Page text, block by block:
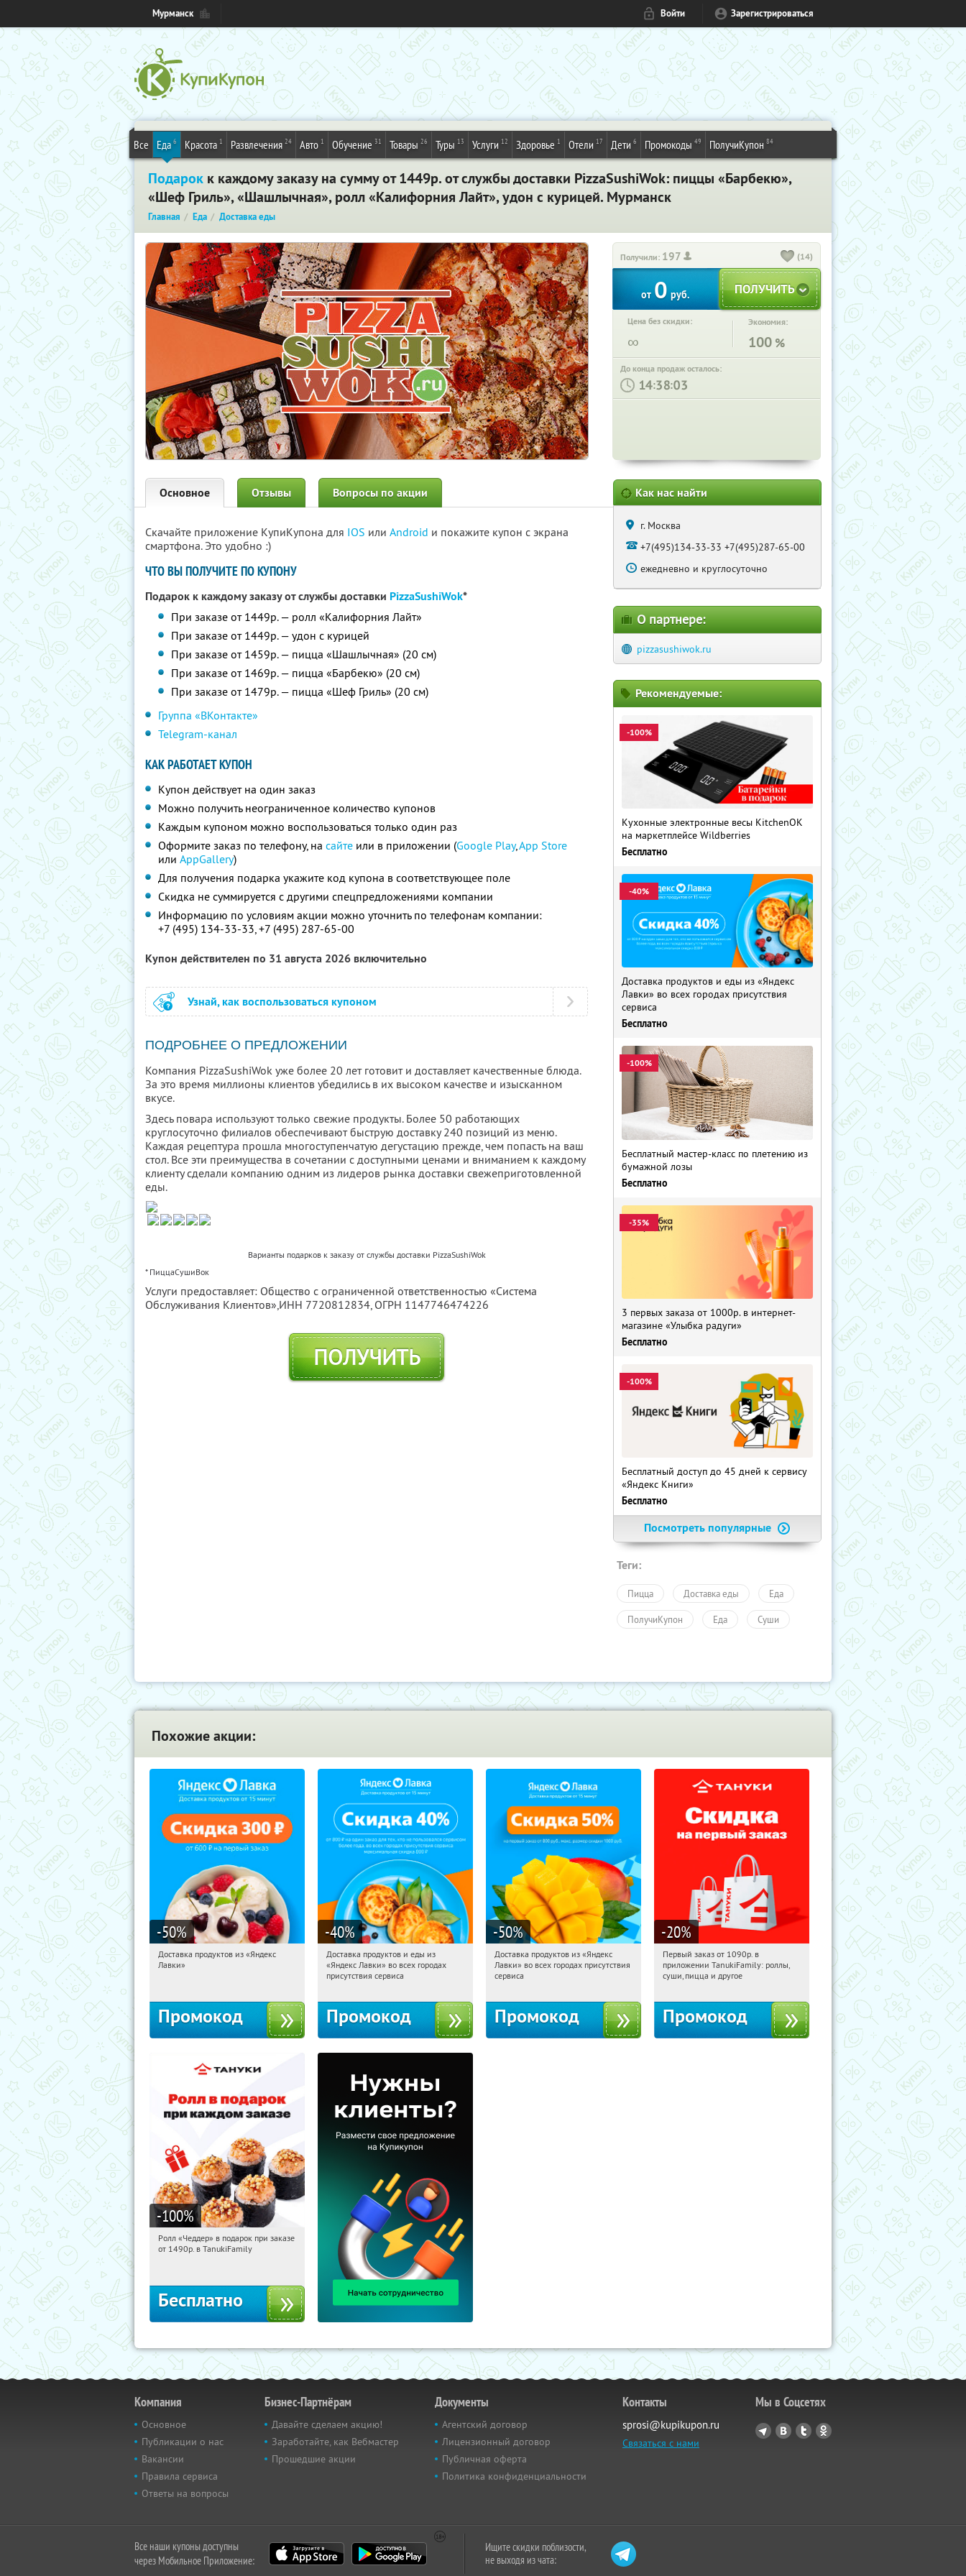
Мурманск Войти Зарегистрироваться
Все Еда 6 Красота 1 Развлечения 24 Авто 1 Обучение 31 Товары 26 Туры 13 Услуги 12 Здоровье 1 Отели 17 Дети 6 Промокоды 49 ПолучиКупон 84
Подарок к каждому заказу на сумму от 1449р. от службы доставки PizzaSushiWok: пиццы «Барбекю»,
«Шеф Гриль», «Шашлычная», ролл «Калифорния Лайт», удон с курицей. Мурманск
Главная Еда Доставка еды
Получили: 197 (14)
от0 руб.
Цена без скидки:
∞
Экономия:
100 %
До конца продаж осталось:
: :
Основное Отзывы Вопросы по акции
Скачайте приложение КупиКупона для IOS или Android и покажите купон с экрана
смартфона. Это удобно :)
ЧТО ВЫ ПОЛУЧИТЕ ПО КУПОНУ
Подарок к каждому заказу от службы доставки PizzaSushiWok*
При заказе от 1449р. — ролл «Калифорния Лайт»
При заказе от 1449р. — удон с курицей
При заказе от 1459р. — пицца «Шашлычная» (20 см)
При заказе от 1469р. — пицца «Барбекю» (20 см)
При заказе от 1479р. — пицца «Шеф Гриль» (20 см)
Группа «ВКонтакте»
Telegram-канал
КАК РАБОТАЕТ КУПОН
Купон действует на один заказ
Можно получить неограниченное количество купонов
Каждым купоном можно воспользоваться только один раз
Оформите заказ по телефону, на сайте или в приложении (Google Play,App Store
или AppGallery)
Для получения подарка укажите код купона в соответствующее поле
Скидка не суммируется с другими спецпредложениями компании
Информацию по условиям акции можно уточнить по телефонам компании:
+7 (495) 134-33-33, +7 (495) 287-65-00
Купон действителен по 31 августа 2026 включительно
Узнай, как воспользоваться купоном
ПОДРОБНЕЕ О ПРЕДЛОЖЕНИИ
Компания PizzaSushiWok уже более 20 лет готовит и доставляет качественные блюда.
За это время миллионы клиентов убедились в их высоком качестве и изысканном
вкусе.
Здесь повара используют только свежие продукты. Более 50 работающих
круглосуточно филиалов обеспечивают быструю доставку 240 позиций из меню.
Каждая рецептура прошла многоступенчатую дегустацию прежде, чем попасть на ваш
стол. Все эти преимущества в сочетании с доступными ценами и вниманием к каждому
клиенту сделали компанию одним из лидеров рынка доставки свежеприготовленной
еды.
Варианты подарков к заказу от службы доставки PizzaSushiWok
* ПиццаСушиВок
Услуги предоставляет: Общество с ограниченной ответственностью «Система
Обслуживания Клиентов»,ИНН 7720812834, ОГРН 1147746474226
ПОЛУЧИТЬ
Как нас найти
г. Москва
+7(495)134-33-33 +7(495)287-65-00
ежедневно и круглосуточно
О партнере:
pizzasushiwok.ru
Рекомендуемые:
-100%
Кухонные электронные весы KitchenOK
на маркетплейсе Wildberries
Бесплатно
-40%
Доставка продуктов и еды из «Яндекс
Лавки» во всех городах присутствия
сервиса
Бесплатно
-100%
Бесплатный мастер-класс по плетению из
бумажной лозы
Бесплатно
-35%
3 первых заказа от 1000р. в интернет-
магазине «Улыбка радуги»
Бесплатно
-100%
Бесплатный доступ до 45 дней к сервису
«Яндекс Книги»
Бесплатно
Посмотреть популярные
Теги:
Пицца Доставка еды Еда
ПолучиКупон Еда Суши
Похожие акции:
-50%
17:37:58 Получили:
Доставка продуктов из «Яндекс
Лавки»
Промокод
-40%
17:37:58 Получили:
Россия
Доставка продуктов и еды из
«Яндекс Лавки» во всех городах
присутствия сервиса
Промокод
-50%
17:37:58 Получили:
Россия
Доставка продуктов из «Яндекс
Лавки» во всех городах присутствия
сервиса
Промокод
-20%
17:37:58 Получили:
Россия
Первый заказ от 1090р. в
приложении TanukiFamily: роллы,
суши, пицца и другое
Промокод
-100%
17:37:58 Получили:108
Ролл «Чеддер» в подарок при заказе
от 1490р. в TanukiFamily
Бесплатно
Компания
Основное
Публикации о нас
Вакансии
Правила сервиса
Ответы на вопросы
Бизнес-Партнёрам
Давайте сделаем акцию!
Заработайте, как Вебмастер
Прошедшие акции
Документы
Агентский договор
Лицензионный договор
Публичная оферта
Политика конфиденциальности
Контакты
sprosi@kupikupon.ru
Связаться с нами
Мы в Соцсетях
Все наши купоны доступны
через Мобильное Приложение:
Ищите скидки поблизости,
не выходя из чата: